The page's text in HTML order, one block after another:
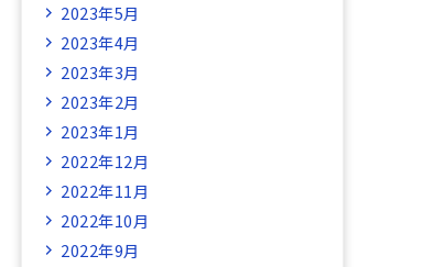
2023年5月
2023年4月
2023年3月
2023年2月
2023年1月
2022年12月
2022年11月
2022年10月
2022年9月